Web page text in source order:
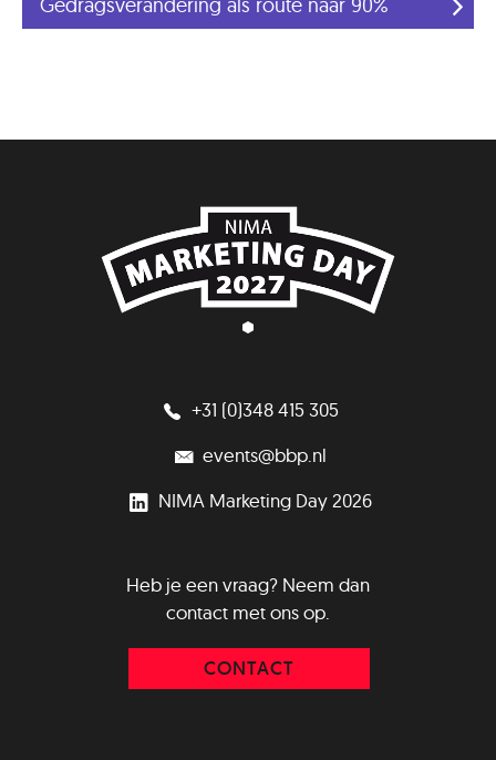
+31 (0)348 415 305
events@bbp.nl
NIMA Marketing Day 2026
Heb je een vraag? Neem dan
contact met ons op.
CONTACT